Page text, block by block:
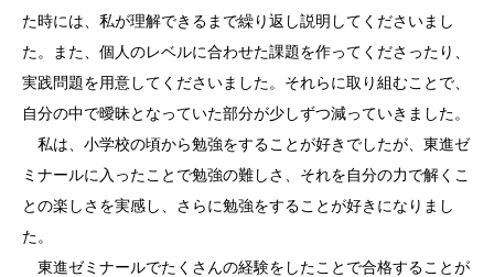
た時には、私が理解できるまで繰り返し説明してくださいまし
た。また、個人のレベルに合わせた課題を作ってくださったり、
実践問題を用意してくださいました。それらに取り組むことで、
自分の中で曖昧となっていた部分が少しずつ減っていきました。
私は、小学校の頃から勉強をすることが好きでしたが、東進ゼ
ミナールに入ったことで勉強の難しさ、それを自分の力で解くこ
との楽しさを実感し、さらに勉強をすることが好きになりまし
た。
東進ゼミナールでたくさんの経験をしたことで合格することが